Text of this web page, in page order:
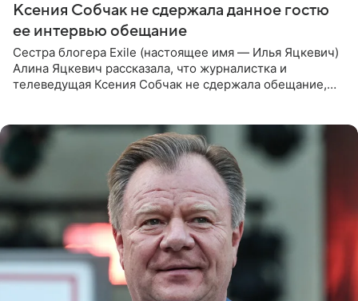
Ксения Собчак не сдержала данное гостю
ее интервью обещание
Сестра блогера Exile (настоящее имя — Илья Яцкевич)
Алина Яцкевич рассказала, что журналистка и
телеведущая Ксения Собчак не сдержала обещание,